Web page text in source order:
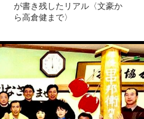
が書き残したリアル〈文豪か
ら高倉健まで〉